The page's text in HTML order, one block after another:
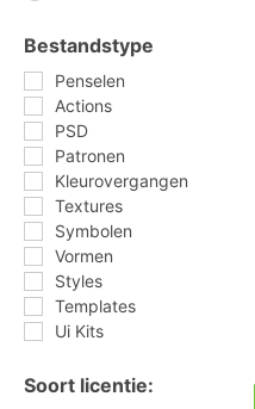
Bestandstype
Penselen
Actions
PSD
Patronen
Kleurovergangen
Textures
Symbolen
Vormen
Styles
Templates
Ui Kits
Soort licentie: